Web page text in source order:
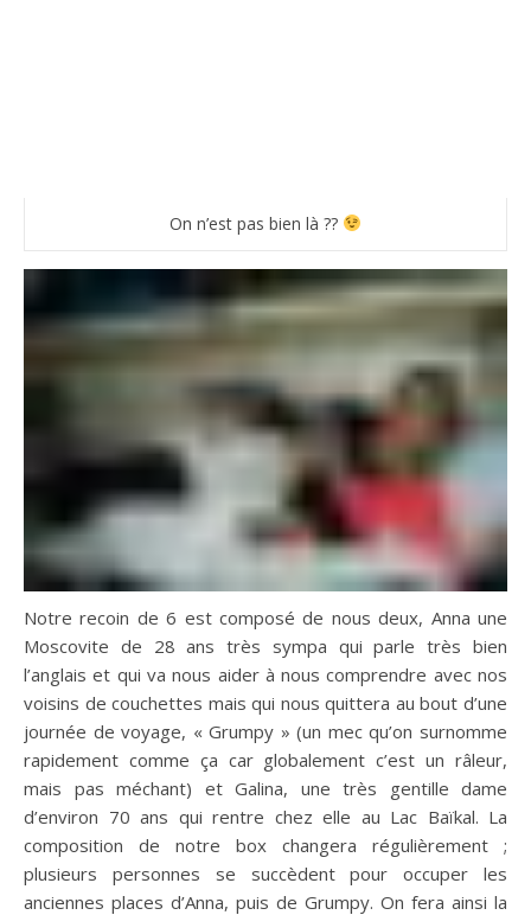
On n’est pas bien là ??
Notre recoin de 6 est composé de nous deux, Anna une
Moscovite de 28 ans très sympa qui parle très bien
l’anglais et qui va nous aider à nous comprendre avec nos
voisins de couchettes mais qui nous quittera au bout d’une
journée de voyage, « Grumpy » (un mec qu’on surnomme
rapidement comme ça car globalement c’est un râleur,
mais pas méchant) et Galina, une très gentille dame
d’environ 70 ans qui rentre chez elle au Lac Baïkal. La
composition de notre box changera régulièrement ;
plusieurs personnes se succèdent pour occuper les
anciennes places d’Anna, puis de Grumpy. On fera ainsi la